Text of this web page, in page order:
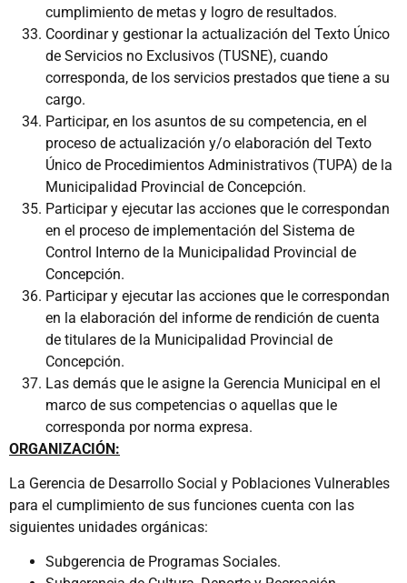
cumplimiento de metas y logro de resultados.
Coordinar y gestionar la actualización del Texto Único
de Servicios no Exclusivos (TUSNE), cuando
corresponda, de los servicios prestados que tiene a su
cargo.
Participar, en los asuntos de su competencia, en el
proceso de actualización y/o elaboración del Texto
Único de Procedimientos Administrativos (TUPA) de la
Municipalidad Provincial de Concepción.
Participar y ejecutar las acciones que le correspondan
en el proceso de implementación del Sistema de
Control Interno de la Municipalidad Provincial de
Concepción.
Participar y ejecutar las acciones que le correspondan
en la elaboración del informe de rendición de cuenta
de titulares de la Municipalidad Provincial de
Concepción.
Las demás que le asigne la Gerencia Municipal en el
marco de sus competencias o aquellas que le
corresponda por norma expresa.
ORGANIZACIÓN:
La Gerencia de Desarrollo Social y Poblaciones Vulnerables
para el cumplimiento de sus funciones cuenta con las
siguientes unidades orgánicas:
Subgerencia de Programas Sociales.